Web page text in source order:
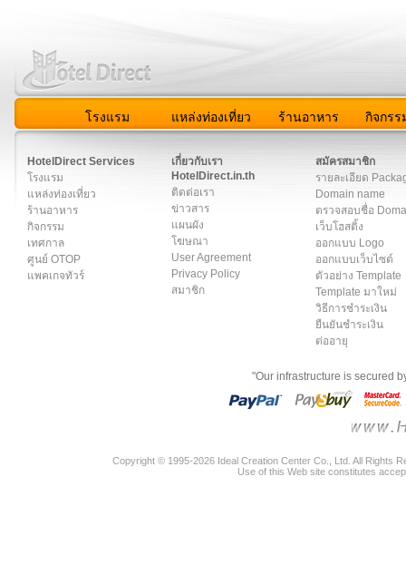
โรงแรม แหล่งท่องเที่ยว ร้านอาหาร กิจกรร
HotelDirect Services
โรงแรม
แหล่งท่องเที่ยว
ร้านอาหาร
กิจกรรม
เทศกาล
ศูนย์ OTOP
แพคเกจทัวร์
เกี่ยวกับเรา
HotelDirect.in.th
ติดต่อเรา
ข่าวสาร
แผนผัง
โฆษณา
User Agreement
Privacy Policy
สมาชิก
สมัครสมาชิก
รายละเอียด
Domain name
ตรวจสอบชื่อ
เว็บโฮสติ้ง
ออกแบบ Logo
ออกแบบเว็บไซต์
ตัวอย่าง Template
Template มาใหม่
วิธีการชำระเงิน
ยืนยันชำระเงิน
ต่ออายุ
"Our infrastructure is secured
Copyright © 1995-2026 Ideal Creation Center Co., Ltd. All Rights
Use of this Web site constitutes